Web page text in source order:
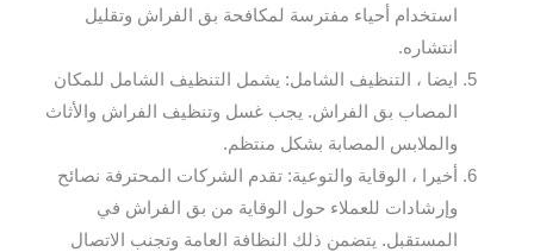
استخدام أحياء مفترسة لمكافحة بق الفراش وتقليل
انتشاره.
ايضا ، التنظيف الشامل: يشمل التنظيف الشامل للمكان
المصاب بق الفراش. يجب غسل وتنظيف الفراش والأثاث
والملابس المصابة بشكل منتظم.
أخيرا ، الوقاية والتوعية: تقدم الشركات المحترفة نصائح
وإرشادات للعملاء حول الوقاية من بق الفراش في
المستقبل. يتضمن ذلك النظافة العامة وتجنب الاتصال